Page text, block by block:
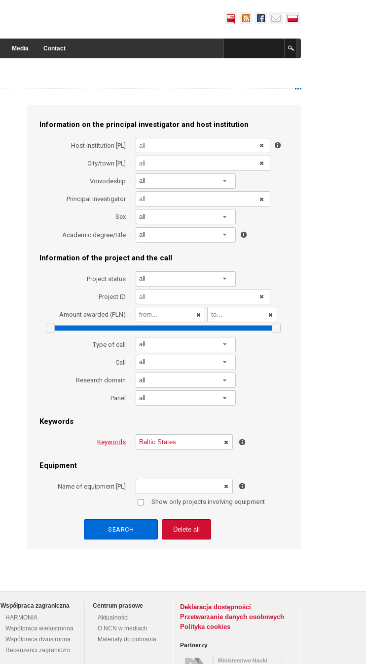
Media Contact
Information on the principal investigator and host institution
Host institution [PL]
City/town [PL]
Voivodeship all
Principal investigator
Sex all
Academic degree/title all
Information of the project and the call
Project status all
Project ID
Amount awarded (PLN)
Type of call all
Call all
Research domain all
Panel all
Keywords
Keywords
Equipment
Name of equipment [PL]
Show only projects involving equipment
Delete all
Współpraca zagraniczna
HARMONIA
Współpraca wielostronna
Współpraca dwustronna
Recenzenci zagraniczni
Centrum prasowe
Aktualności
O NCN w mediach
Materiały do pobrania
Deklaracja dostępności
Przetwarzanie danych osobowych
Polityka cookies
Partnerzy